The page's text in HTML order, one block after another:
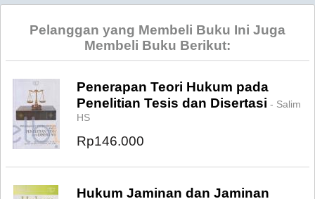
Pelanggan yang Membeli Buku Ini Juga
Membeli Buku Berikut:
Penerapan Teori Hukum pada
Penelitian Tesis dan Disertasi - Salim
HS
Rp146.000
Hukum Jaminan dan Jaminan